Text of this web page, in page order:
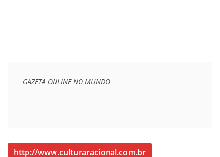
GAZETA ONLINE NO MUNDO
http://www.culturaracional.com.br